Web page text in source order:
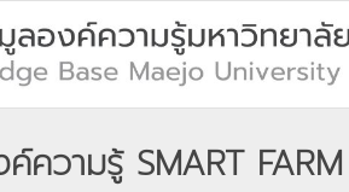
ความรู้ SMART FARM